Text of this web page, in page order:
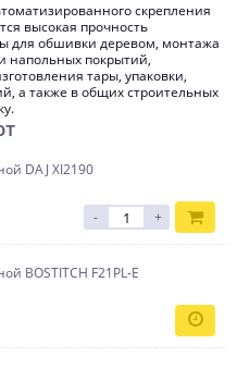
скрепления
высокая прочность
для обшивки деревом, монтажа
напольных покрытий,
тары, упаковки,
а также в общих строительных
DAJ XI2190
- +
BOSTITCH F21PL-E